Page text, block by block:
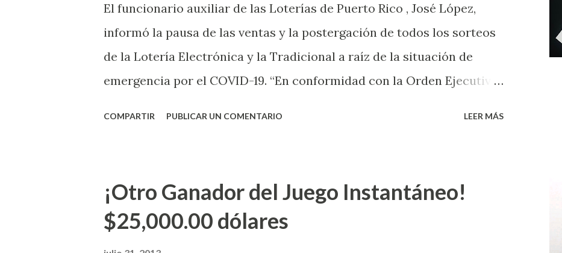
El funcionario auxiliar de las Loterías de Puerto Rico , José López,
informó la pausa de las ventas y la postergación de todos los sorteos
de la Lotería Electrónica y la Tradicional a raíz de la situación de
emergencia por el COVID-19. “En conformidad con la Orden Ejecutiva
indicó López. Sobre el sorteo de Powerball, López explicó que el
mismo se continuará realizando en los Estados Unidos y los
jugadores podrán conocer los números ganadores del mismo a través
COMPARTIR PUBLICAR UN COMENTARIO LEER MÁS
¡Otro Ganador del Juego Instantáneo!
$25,000.00 dólares